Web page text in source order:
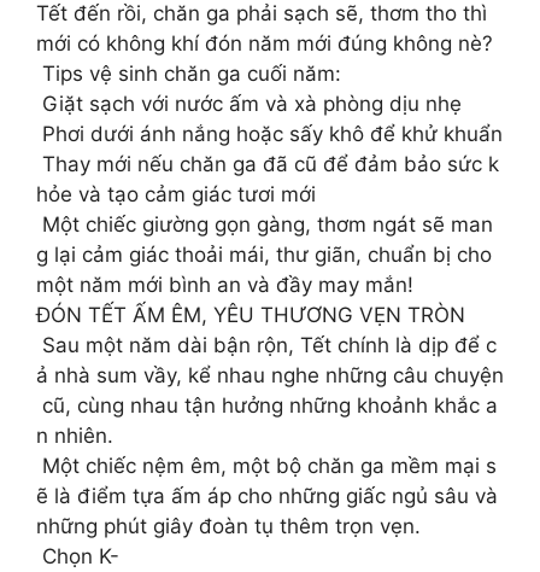
Tết đến rồi, chăn ga phải sạch sẽ, thơm tho thì
mới có không khí đón năm mới đúng không nè?
Tips vệ sinh chăn ga cuối năm:
Giặt sạch với nước ấm và xà phòng dịu nhẹ
Phơi dưới ánh nắng hoặc sấy khô để khử khuẩn
Thay mới nếu chăn ga đã cũ để đảm bảo sức k
hỏe và tạo cảm giác tươi mới
Một chiếc giường gọn gàng, thơm ngát sẽ man
g lại cảm giác thoải mái, thư giãn, chuẩn bị cho
một năm mới bình an và đầy may mắn!
ĐÓN TẾT ẤM ÊM, YÊU THƯƠNG VẸN TRÒN
‍‍‍ Sau một năm dài bận rộn, Tết chính là dịp để c
ả nhà sum vầy, kể nhau nghe những câu chuyện
cũ, cùng nhau tận hưởng những khoảnh khắc a
n nhiên.
Một chiếc nệm êm, một bộ chăn ga mềm mại s
ẽ là điểm tựa ấm áp cho những giấc ngủ sâu và
những phút giây đoàn tụ thêm trọn vẹn.
Chọn K-